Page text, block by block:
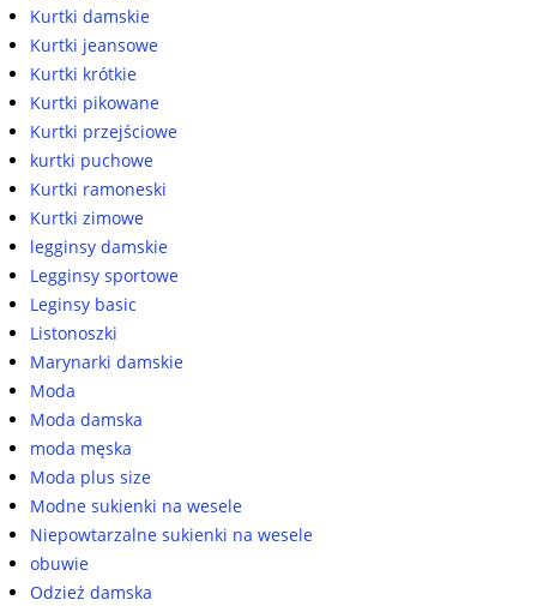
Kurtki damskie
Kurtki jeansowe
Kurtki krótkie
Kurtki pikowane
Kurtki przejściowe
kurtki puchowe
Kurtki ramoneski
Kurtki zimowe
legginsy damskie
Legginsy sportowe
Leginsy basic
Listonoszki
Marynarki damskie
Moda
Moda damska
moda męska
Moda plus size
Modne sukienki na wesele
Niepowtarzalne sukienki na wesele
obuwie
Odzież damska